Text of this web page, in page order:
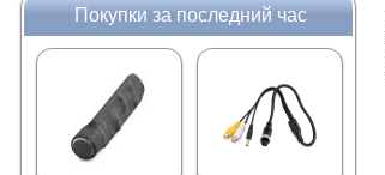
Покупки за последний час